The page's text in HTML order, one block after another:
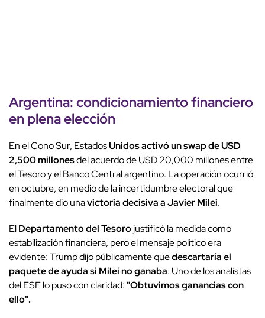
Argentina: condicionamiento financiero
en plena elección
En el Cono Sur, EstadosUnidos activó un swap de USD
2,500 millonesdel acuerdo de USD 20,000 millones entre
el Tesoro y el Banco Central argentino. La operación ocurrió
en octubre, en medio de la incertidumbre electoral que
finalmente dio unavictoria decisiva a Javier Milei.
ElDepartamento del Tesorojustificó la medida como
estabilización financiera, pero el mensaje político era
evidente: Trump dijo públicamente quedescartaría el
paquete de ayuda si Milei no ganaba. Uno de los analistas
del ESF lo puso con claridad: "Obtuvimos ganancias con
ello".